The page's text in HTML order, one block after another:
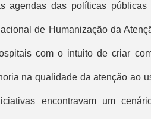
agendas das políticas
de Humanizaçãoda
com o intuito de criar
na qualidade da atenção ao
encontravam um